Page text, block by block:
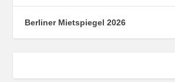
Berliner Mietspiegel 2026